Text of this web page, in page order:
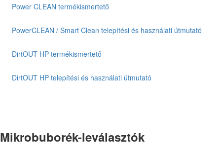
Power CLEAN termékismertető
PowerCLEAN / Smart Clean telepítési és használati útmutató
DirtOUT HP termékismertető
DirtOUT HP telepítési és használati útmutató
Mikrobuborék-leválasztók